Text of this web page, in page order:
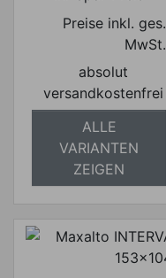
Preise inkl. ges.
MwSt.
absolut
versandkostenfrei
ALLE
VARIANTEN
ZEIGEN